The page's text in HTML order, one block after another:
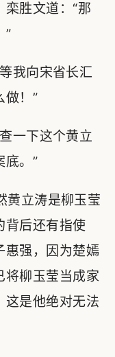
胜文道：“那
”
我向宋省长汇
做！”
一下这个黄立
底。”
立涛是柳玉莹
背后还有指使
惠强，因为楚嫣
将柳玉莹当成家
这是他绝对无法